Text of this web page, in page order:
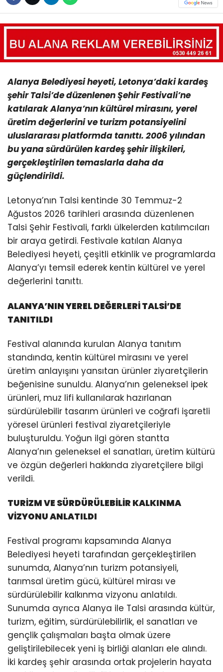
Alanya Belediyesi heyeti, Letonya’daki kardeş
şehir Talsi’de düzenlenen Şehir Festivali’ne
katılarak Alanya’nın kültürel mirasını, yerel
üretim değerlerini ve turizm potansiyelini
uluslararası platformda tanıttı. 2006 yılından
bu yana sürdürülen kardeş şehir ilişkileri,
gerçekleştirilen temaslarla daha da
güçlendirildi.
Letonya’nın Talsi kentinde 30 Temmuz-2
Ağustos 2026 tarihleri arasında düzenlenen
Talsi Şehir Festivali, farklı ülkelerden katılımcıları
bir araya getirdi. Festivale katılan Alanya
Belediyesi heyeti, çeşitli etkinlik ve programlarda
Alanya’yı temsil ederek kentin kültürel ve yerel
değerlerini tanıttı.
ALANYA’NIN YEREL DEĞERLERİ TALSİ’DE
TANITILDI
Festival alanında kurulan Alanya tanıtım
standında, kentin kültürel mirasını ve yerel
üretim anlayışını yansıtan ürünler ziyaretçilerin
beğenisine sunuldu. Alanya’nın geleneksel ipek
ürünleri, muz lifi kullanılarak hazırlanan
sürdürülebilir tasarım ürünleri ve coğrafi işaretli
yöresel ürünleri festival ziyaretçileriyle
buluşturuldu. Yoğun ilgi gören stantta
Alanya’nın geleneksel el sanatları, üretim kültürü
ve özgün değerleri hakkında ziyaretçilere bilgi
verildi.
TURİZM VE SÜRDÜRÜLEBİLİR KALKINMA
VİZYONU ANLATILDI
Festival programı kapsamında Alanya
Belediyesi heyeti tarafından gerçekleştirilen
sunumda, Alanya’nın turizm potansiyeli,
tarımsal üretim gücü, kültürel mirası ve
sürdürülebilir kalkınma vizyonu anlatıldı.
Sunumda ayrıca Alanya ile Talsi arasında kültür,
turizm, eğitim, sürdürülebilirlik, el sanatları ve
gençlik çalışmaları başta olmak üzere
geliştirilebilecek yeni iş birliği alanları ele alındı.
İki kardeş şehir arasında ortak projelerin hayata